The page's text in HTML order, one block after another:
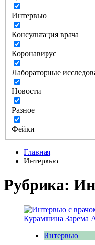
Интервью
Консультация врача
Коронавирус
Лабораторные
Новости
Разное
Фейки
Главная
Интервью
Рубрика:
Интервью